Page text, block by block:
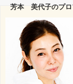
芳本 美代子のプロ